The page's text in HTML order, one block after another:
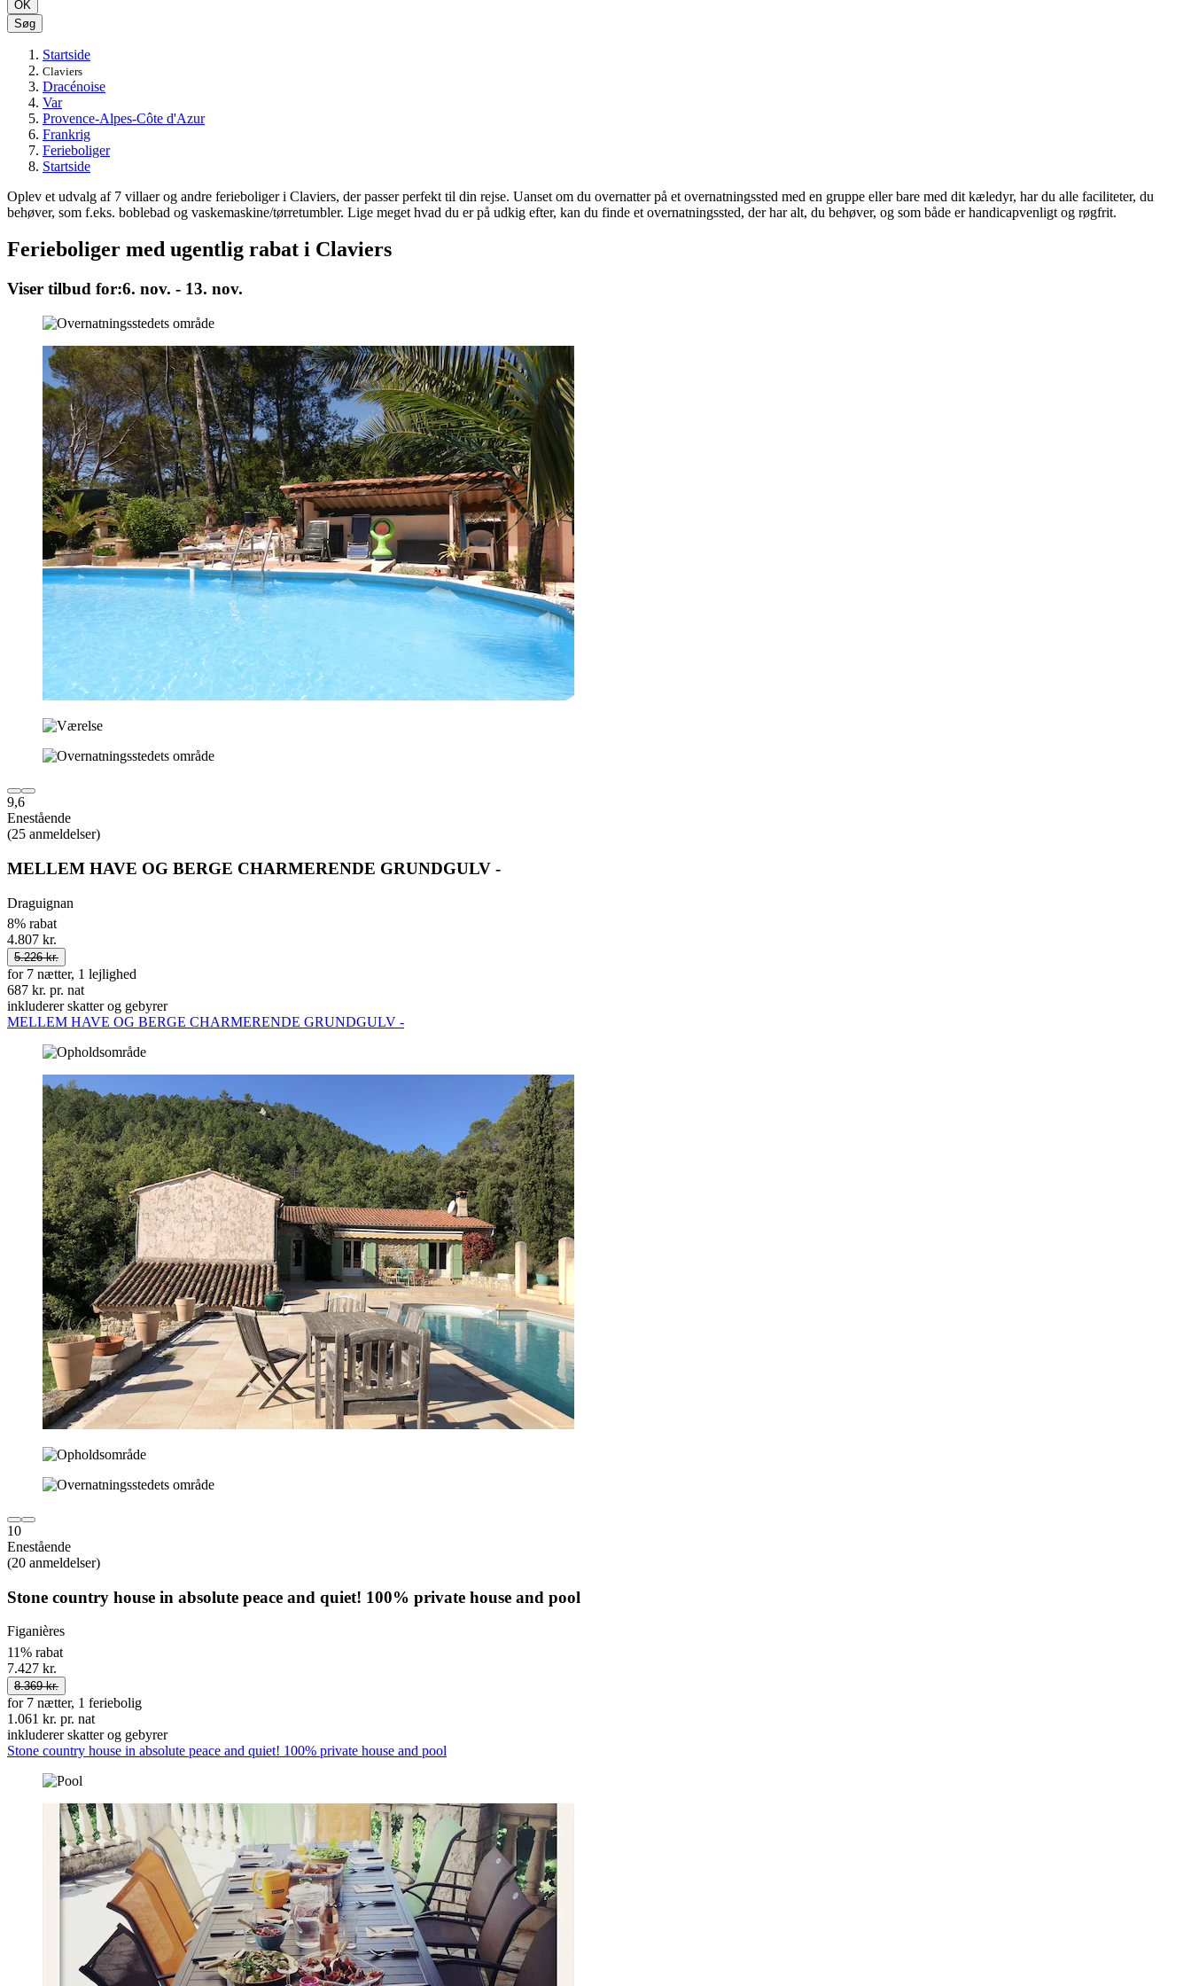
OK
Søg
Startside
Claviers
Dracénoise
Var
Provence-Alpes-Côte d'Azur
Frankrig
Ferieboliger
Startside
Oplev et udvalg af 7 villaer og andre ferieboliger i Claviers, der passer perfekt til din rejse. Uanset om du overnatter på et overnatningssted med en gruppe eller bare med dit kæledyr, har du alle faciliteter, du
behøver, som f.eks. boblebad og vaskemaskine/tørretumbler. Lige meget hvad du er på udkig efter, kan du finde et overnatningssted, der har alt, du behøver, og som både er handicapvenligt og røgfrit.
Ferieboliger med ugentlig rabat i Claviers
Viser tilbud for:6. nov. - 13. nov.
9,6
Enestående
(25 anmeldelser)
MELLEM HAVE OG BERGE CHARMERENDE GRUNDGULV -
Draguignan
8% rabat
4.807 kr.
5.226 kr.
for 7 nætter, 1 lejlighed
687 kr. pr. nat
inkluderer skatter og gebyrer
MELLEM HAVE OG BERGE CHARMERENDE GRUNDGULV -
10
Enestående
(20 anmeldelser)
Stone country house in absolute peace and quiet! 100% private house and pool
Figanières
11% rabat
7.427 kr.
8.369 kr.
for 7 nætter, 1 feriebolig
1.061 kr. pr. nat
inkluderer skatter og gebyrer
Stone country house in absolute peace and quiet! 100% private house and pool